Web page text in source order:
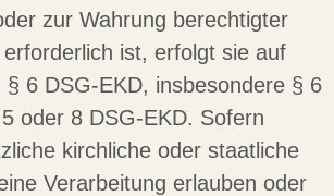
zur Wahrung berechtigter
ist, erfolgt sie auf
§ 6 DSG-EKD, insbesondere § 6
oder 8 DSG-EKD. Sofern
kirchliche oder staatliche
Verarbeitung erlauben oder